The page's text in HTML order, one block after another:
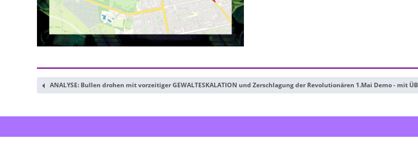
ANALYSE: Bullen drohen mit vorzeitiger GEWALTESKALATION und Zerschlagung der Revolutionären 1.Mai Demo - mit